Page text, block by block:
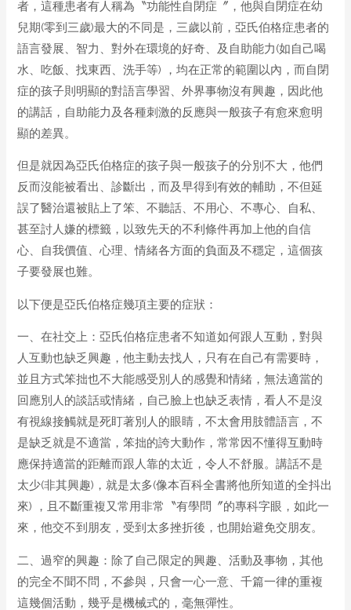
者，這種患者有人稱為〝功能性自閉症〞，他與自閉症在幼
兒期(零到三歲)最大的不同是，三歲以前，亞氏伯格症患者的
語言發展、智力、對外在環境的好奇、及自助能力(如自己喝
水、吃飯、找東西、洗手等) ，均在正常的範圍以內，而自閉
症的孩子則明顯的對語言學習、外界事物沒有興趣，因此他
的講話，自助能力及各種刺激的反應與一般孩子有愈來愈明
顯的差異。
但是就因為亞氏伯格症的孩子與一般孩子的分別不大，他們
反而沒能被看出、診斷出，而及早得到有效的輔助，不但延
誤了醫治還被貼上了笨、不聽話、不用心、不專心、自私、
甚至討人嫌的標籤，以致先天的不利條件再加上他的自信
心、自我價值、心理、情緒各方面的負面及不穩定，這個孩
子要發展也難。
以下便是亞氏伯格症幾項主要的症狀：
一、在社交上：亞氏伯格症患者不知道如何跟人互動，對與
人互動也缺乏興趣，他主動去找人，只有在自己有需要時，
並且方式笨拙也不大能感受別人的感覺和情緒，無法適當的
回應別人的談話或情緒，自己臉上也缺乏表情，看人不是沒
有視線接觸就是死盯著別人的眼睛，不太會用肢體語言，不
是缺乏就是不適當，笨拙的誇大動作，常常因不懂得互動時
應保持適當的距離而跟人靠的太近，令人不舒服。講話不是
太少(非其興趣)，就是太多(像本百科全書將他所知道的全抖出
來) ，且不斷重複又常用非常〝有學問〞的專科字眼，如此一
來，他交不到朋友，受到太多挫折後，也開始避免交朋友。
二、過窄的興趣：除了自己限定的興趣、活動及事物，其他
的完全不聞不問，不參與，只會一心一意、千篇一律的重複
這幾個活動，幾乎是機械式的，毫無彈性。